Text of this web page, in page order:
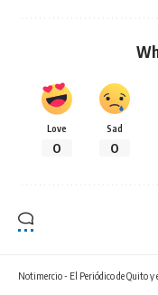
Love
0
Sad
0
Notimercio - El Periódico de Quito